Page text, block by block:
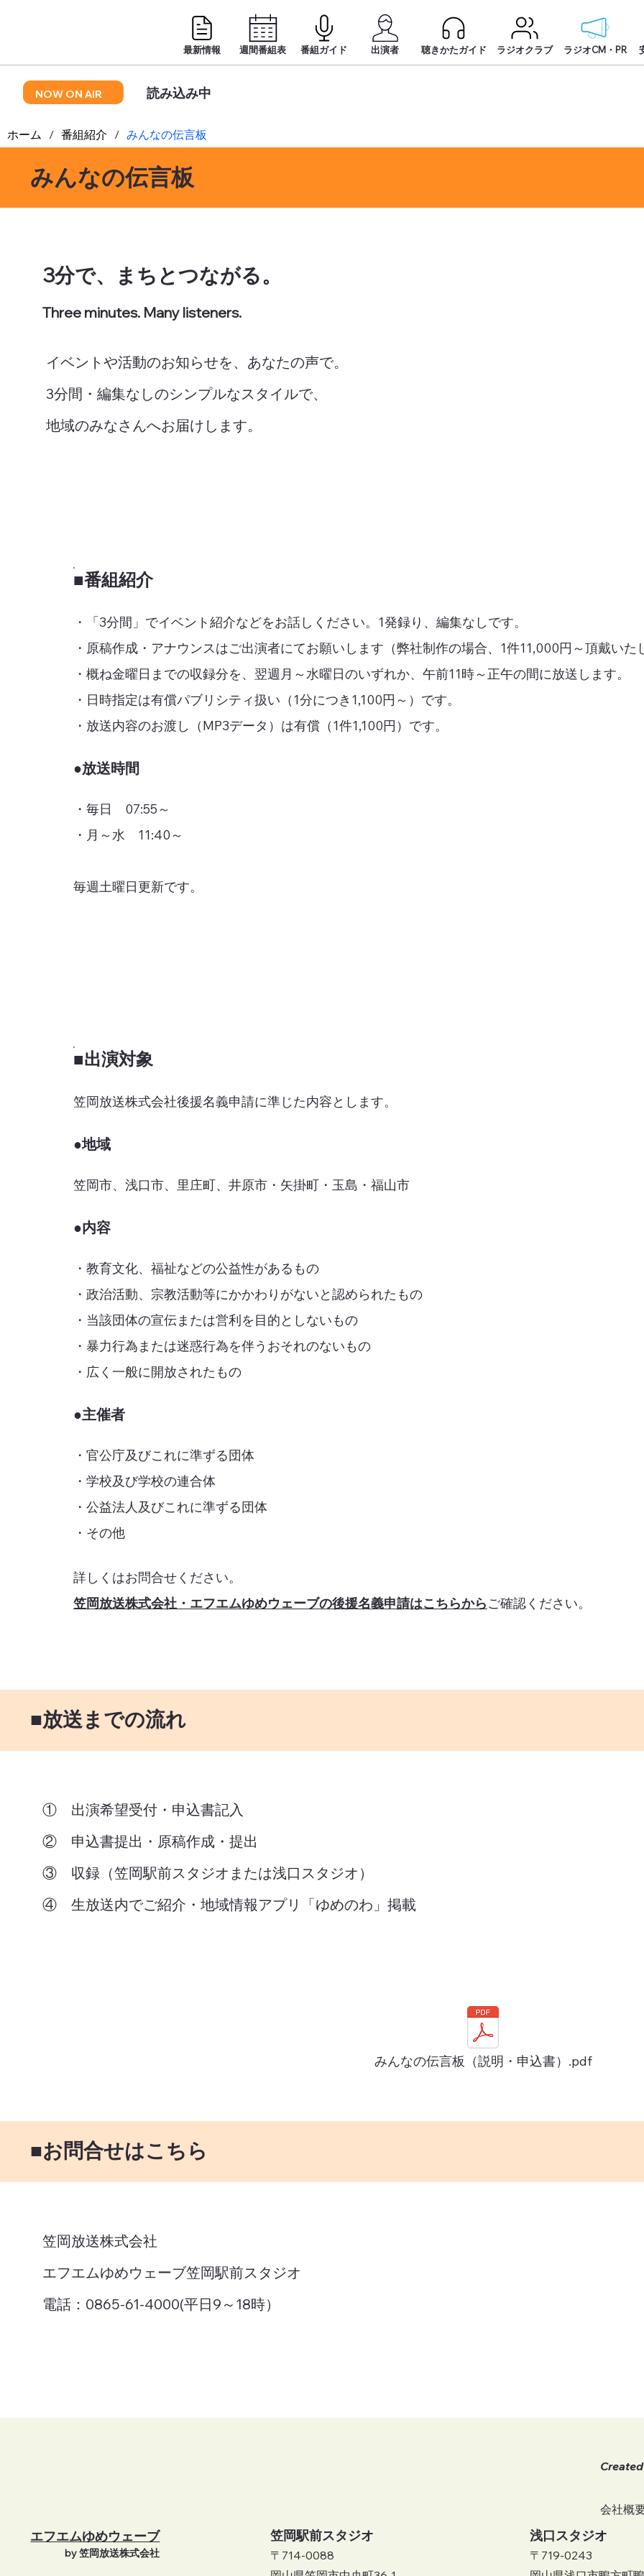
ホーム / 番組紹介 / みんなの伝言板
NOW ON AIR 読み込み中
最新情報 週間番組表 番組ガイド 出演者 聴きかたガイド ラジオクラブ ラジオCM・PR
みんなの伝言板
3分で、まちとつながる。
Three minutes. Many listeners.
イベントや活動のお知らせを、あなたの声で。
3分間・編集なしのシンプルなスタイルで、
地域のみなさんへお届けします。
■番組紹介
・「3分間」でイベント紹介などをお話しください。1発録り、編集なしです。
・原稿作成・アナウンスはご出演者にてお願いします（弊社制作の場合、1件11,000円～頂戴いた
・概ね金曜日までの収録分を、翌週月～水曜日のいずれか、午前11時～正午の間に放送します。
・日時指定は有償パブリシティ扱い（1分につき1,100円～）です。
・放送内容のお渡し（MP3データ）は有償（1件1,100円）です。
●放送時間
・毎日 07:55～
・月～水 11:40～
​毎週土曜日更新です。
■出演対象
笠岡放送株式会社後援名義申請に準じた内容とします。
詳しくはお問合せください。
笠岡放送株式会社・エフエムゆめウェーブの後援名義申請はこちらからご確認ください。
●地域
笠岡市、浅口市、里庄町、井原市・矢掛町・玉島・福山市
●内容
・教育文化、福祉などの公益性があるもの
・政治活動、宗教活動等にかかわりがないと認められたもの
・当該団体の宣伝または営利を目的としないもの
・暴力行為または迷惑行為を伴うおそれのないもの
・広く一般に開放されたもの
●主催者
・官公庁及びこれに準ずる団体
・学校及び学校の連合体
・公益法人及びこれに準ずる団体
・その他
■放送までの流れ
① 出演希望受付・申込書記入
② 申込書提出・原稿作成・提出
③ 収録（笠岡駅前スタジオまたは浅口スタジオ）
④ 生放送内でご紹介・地域情報アプリ「ゆめのわ」掲載
みんなの伝言板（説明・申込書）.pdf
■お問合せはこちら
笠岡放送株式会社
エフエムゆめウェーブ笠岡駅前スタジオ
電話：0865-61-4000(平日9～18時）
会社概
エフエムゆめウェーブ
by 笠岡放送株式会社
笠岡駅前スタジオ
〒714-0088
​浅口スタジオ
〒719-0243